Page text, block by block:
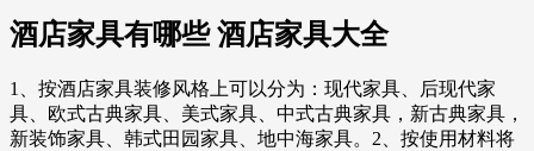
酒店家具有哪些 酒店家具大全
1、按酒店家具装修风格上可以分为：现代家具、后现代家
具、欧式古典家具、美式家具、中式古典家具，新古典家具，
新装饰家具、韩式田园家具、地中海家具。2、按使用材料将